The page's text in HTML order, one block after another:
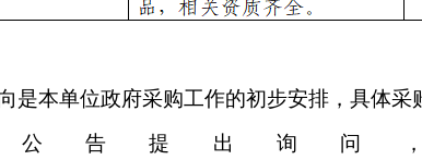
是本单位政府采购工作的初步安排，具体采
公告提出询问